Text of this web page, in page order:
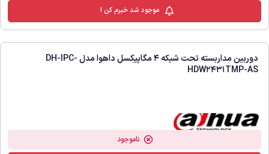
موجود شد خبرم کن !